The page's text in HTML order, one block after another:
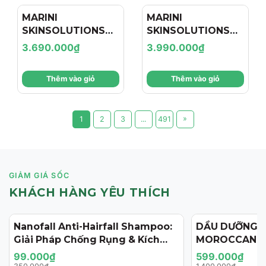
MARINI
SKINSOLUTIONS
Duality™ – Tinh
Chất Hỗ Trợ Giảm
Mụn Và Cải Thiện
Dấu Hiệu Lão Hóa
3.690.000₫
Thêm vào giỏ
MARINI
SKINSOLUTIONS
Transformation
Face Cream – Kem
Dưỡng Hỗ Trợ Tái
Tạo, Giảm Nếp
Nhăn Và Săn Chắc
Da
3.990.000₫
Thêm vào giỏ
1 2 3 ... 491 »
GIẢM GIÁ SỐC
KHÁCH HÀNG YÊU THÍCH
- 72%
Nanofall Anti-Hairfall Shampoo:
Giải Pháp Chống Rụng & Kích
Thích Mọc Tóc Chuẩn Y Khoa
99.000₫
- 57%
DẦU DƯỠNG
125ML
599.000₫